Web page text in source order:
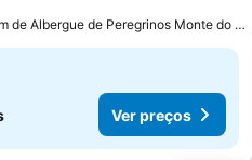
a 4.0 km de Albergue de Peregrinos Monte do Gozo
Ver preços